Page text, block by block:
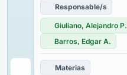
Responsable/s
Giuliano, Alejandro P.
Barros, Edgar A.
Materias